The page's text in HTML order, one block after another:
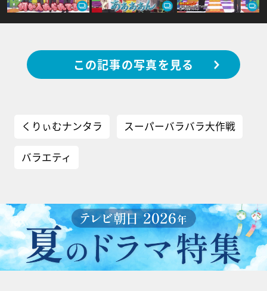
この記事の写真を見る
くりぃむナンタラ スーパーバラバラ大作戦
バラエティ